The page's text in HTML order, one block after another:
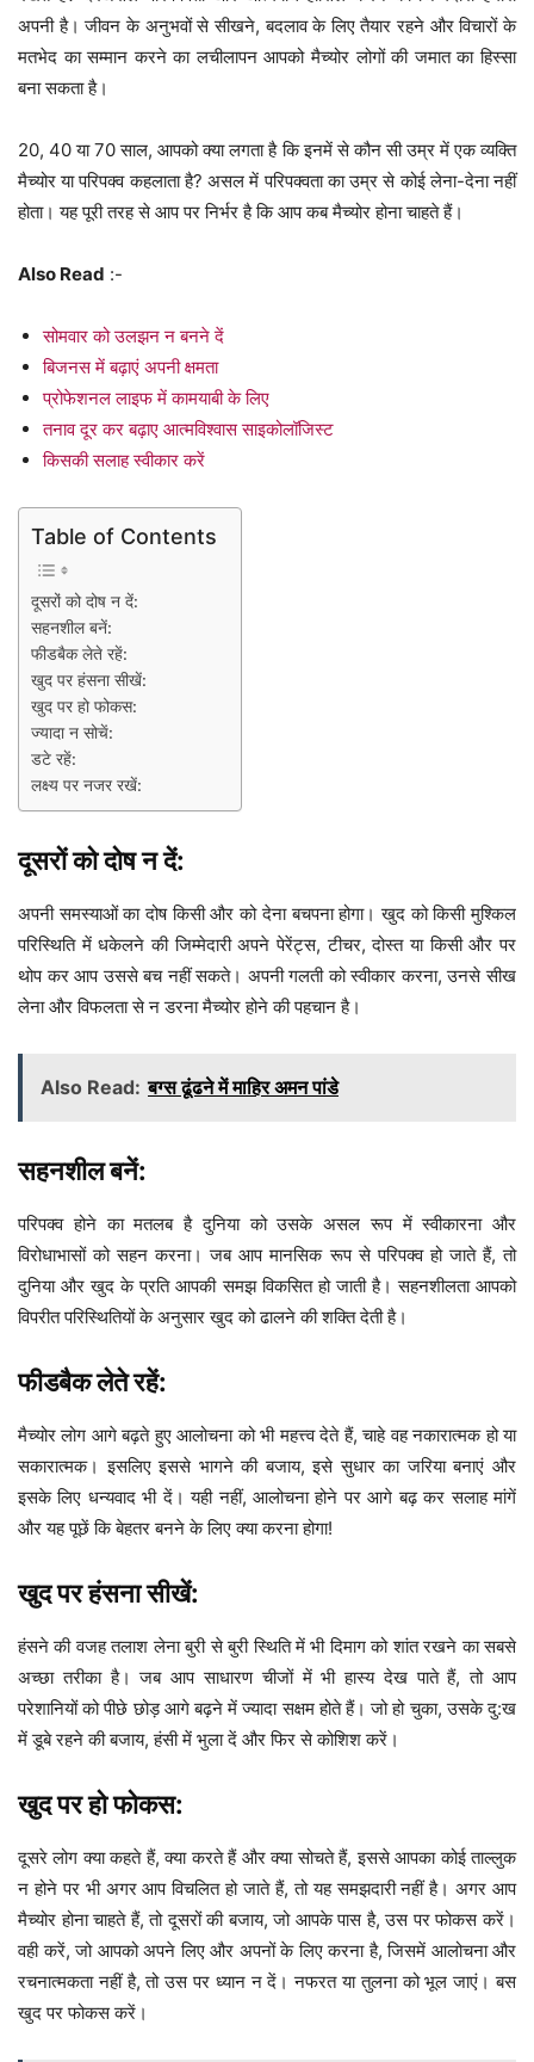
अपनी है। जीवन के अनुभवों से सीखने, बदलाव के लिए तैयार रहने और विचारों के
मतभेद का सम्मान करने का लचीलापन आपको मैच्योर लोगों की जमात का हिस्सा
बना सकता है।
20, 40 या 70 साल, आपको क्या लगता है कि इनमें से कौन सी उम्र में एक व्यक्ति
मैच्योर या परिपक्व कहलाता है? असल में परिपक्वता का उम्र से कोई लेना-देना नहीं
होता। यह पूरी तरह से आप पर निर्भर है कि आप कब मैच्योर होना चाहते हैं।
Also Read :-
सोमवार को उलझन न बनने दें
बिजनस में बढ़ाएं अपनी क्षमता
प्रोफेशनल लाइफ में कामयाबी के लिए
तनाव दूर कर बढ़ाए आत्मविश्वास साइकोलॉजिस्ट
किसकी सलाह स्वीकार करें
Table of Contents
दूसरों को दोष न दें:
सहनशील बनें:
फीडबैक लेते रहें:
खुद पर हंसना सीखें:
खुद पर हो फोकस:
ज्यादा न सोचें:
डटे रहें:
लक्ष्य पर नजर रखें:
दूसरों को दोष न दें:
अपनी समस्याओं का दोष किसी और को देना बचपना होगा। खुद को किसी मुश्किल
परिस्थिति में धकेलने की जिम्मेदारी अपने पेरेंट्स, टीचर, दोस्त या किसी और पर
थोप कर आप उससे बच नहीं सकते। अपनी गलती को स्वीकार करना, उनसे सीख
लेना और विफलता से न डरना मैच्योर होने की पहचान है।
Also Read: बग्स ढूंढने में माहिर अमन पांडे
सहनशील बनें:
परिपक्व होने का मतलब है दुनिया को उसके असल रूप में स्वीकारना और
विरोधाभासों को सहन करना। जब आप मानसिक रूप से परिपक्व हो जाते हैं, तो
दुनिया और खुद के प्रति आपकी समझ विकसित हो जाती है। सहनशीलता आपको
विपरीत परिस्थितियों के अनुसार खुद को ढालने की शक्ति देती है।
फीडबैक लेते रहें:
मैच्योर लोग आगे बढ़ते हुए आलोचना को भी महत्त्व देते हैं, चाहे वह नकारात्मक हो या
सकारात्मक। इसलिए इससे भागने की बजाय, इसे सुधार का जरिया बनाएं और
इसके लिए धन्यवाद भी दें। यही नहीं, आलोचना होने पर आगे बढ़ कर सलाह मांगें
और यह पूछें कि बेहतर बनने के लिए क्या करना होगा!
खुद पर हंसना सीखें:
हंसने की वजह तलाश लेना बुरी से बुरी स्थिति में भी दिमाग को शांत रखने का सबसे
अच्छा तरीका है। जब आप साधारण चीजों में भी हास्य देख पाते हैं, तो आप
परेशानियों को पीछे छोड़ आगे बढ़ने में ज्यादा सक्षम होते हैं। जो हो चुका, उसके दु:ख
में डूबे रहने की बजाय, हंसी में भुला दें और फिर से कोशिश करें।
खुद पर हो फोकस:
दूसरे लोग क्या कहते हैं, क्या करते हैं और क्या सोचते हैं, इससे आपका कोई ताल्लुक
न होने पर भी अगर आप विचलित हो जाते हैं, तो यह समझदारी नहीं है। अगर आप
मैच्योर होना चाहते हैं, तो दूसरों की बजाय, जो आपके पास है, उस पर फोकस करें।
वही करें, जो आपको अपने लिए और अपनों के लिए करना है, जिसमें आलोचना और
रचनात्मकता नहीं है, तो उस पर ध्यान न दें। नफरत या तुलना को भूल जाएं। बस
खुद पर फोकस करें।